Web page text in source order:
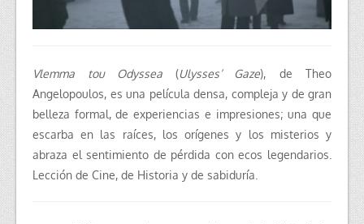
Vlemma tou Odyssea (Ulysses’ Gaze), de Theo
Angelopoulos, es una película densa, compleja y de gran
belleza formal,de experiencias e impresiones; una que
escarba en las raíces, los orígenes y los misterios y
abraza el sentimiento de pérdida con ecos legendarios.
Lección de Cine, de Historia y de sabiduría.